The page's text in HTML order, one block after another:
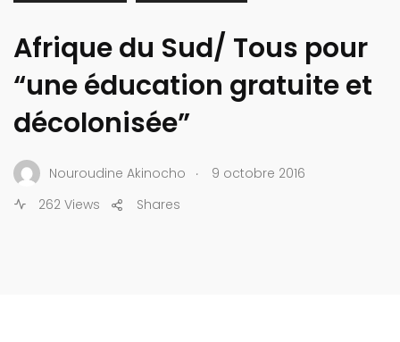
Afrique du Sud/ Tous pour
“une éducation gratuite et
décolonisée”
Nouroudine Akinocho .
9 octobre 2016
262 Views
Shares